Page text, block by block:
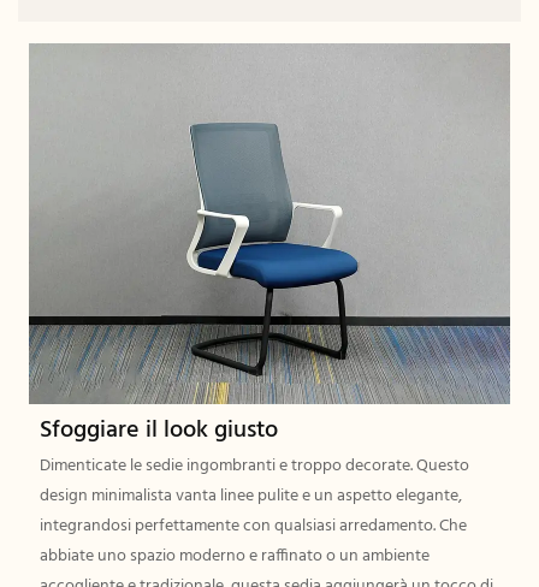
Sfoggiare il look giusto
Dimenticate le sedie ingombranti e troppo decorate. Questo
design minimalista vanta linee pulite e un aspetto elegante,
integrandosi perfettamente con qualsiasi arredamento. Che
abbiate uno spazio moderno e raffinato o un ambiente